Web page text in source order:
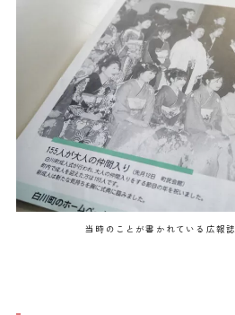
当時のことが書かれている広報